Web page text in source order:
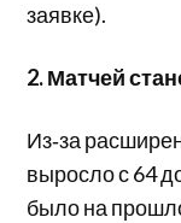
заявке).
2. Матчей
Из‑за
выросло с 64
было на